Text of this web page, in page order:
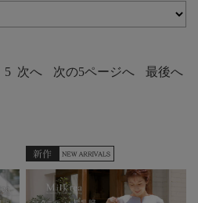
5 次へ 次の5ページへ 最後へ